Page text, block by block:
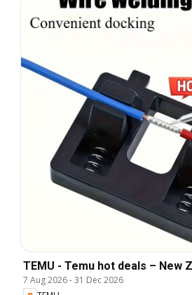
TEMU - Temu hot deals – New
7 Aug 2026-31 Dec 2026